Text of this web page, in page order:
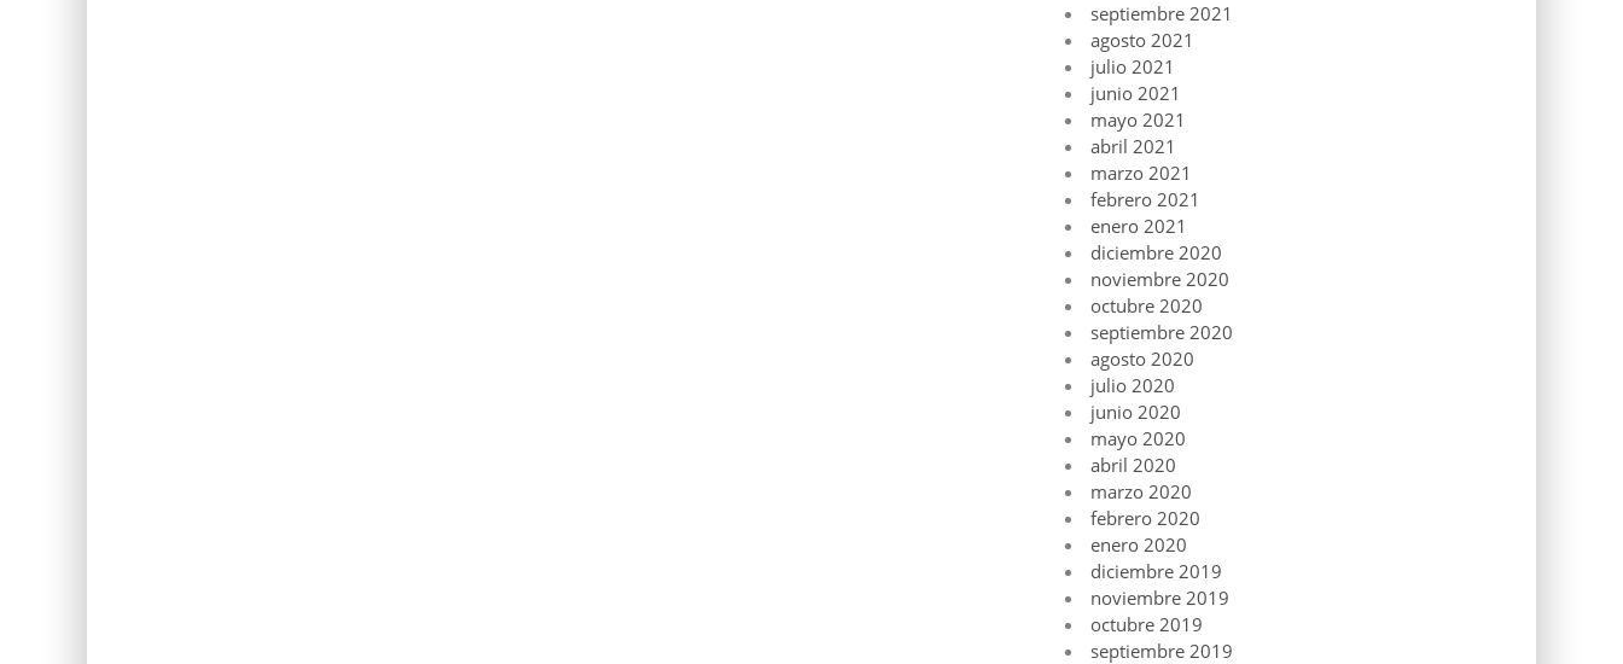
septiembre 2021
agosto 2021
julio 2021
junio 2021
mayo 2021
abril 2021
marzo 2021
febrero 2021
enero 2021
diciembre 2020
noviembre 2020
octubre 2020
septiembre 2020
agosto 2020
julio 2020
junio 2020
mayo 2020
abril 2020
marzo 2020
febrero 2020
enero 2020
diciembre 2019
noviembre 2019
octubre 2019
septiembre 2019